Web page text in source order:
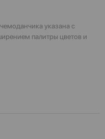
указана с
палитры цветов и